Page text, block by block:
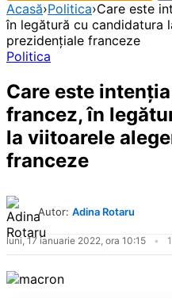
Acasă›Politica›Care este
în legătură cu candidatura
prezidențiale franceze
Politica
Care este
francez, în
la viitoarele
franceze
Autor: Adina Rotaru
luni, 17 ianuarie 2022, ora 10:15